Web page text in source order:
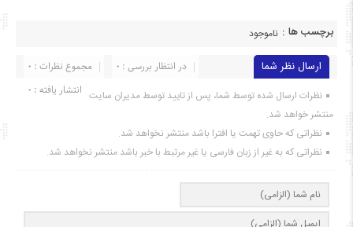
برچسب ها : ناموجود
ارسال نظر شما مجموع نظرات : 0
در انتظار بررسی : 0
انتشار یافته : ۰ نظرات ارسال شده توسط شما، پس از تایید توسط مدیران سایت
منتشر خواهد شد.
نظراتی که حاوی تهمت یا افترا باشد منتشر نخواهد شد.
نظراتی که به غیر از زبان فارسی یا غیر مرتبط با خبر باشد منتشر نخواهد شد.